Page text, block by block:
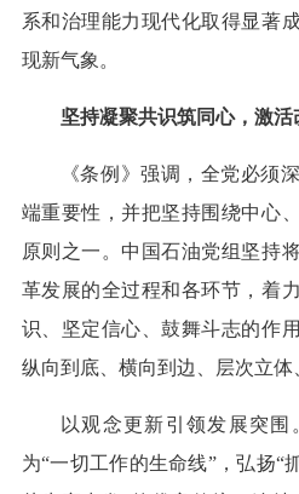
系和治理能力现代化取得显著
现新气象。
坚持凝聚共识筑同心，激
《条例》强调，全党必须
端重要性，并把坚持围绕中心
原则之一。中国石油党组坚持
革发展的全过程和各环节，着
识、坚定信心、鼓舞斗志的作
纵向到底、横向到边、层次立体
以观念更新引领发展突
为“一切工作的生命线”，弘扬“